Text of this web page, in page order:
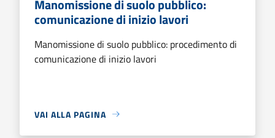
Manomissione di suolo pubblico:
comunicazione di inizio lavori
Manomissione di suolo pubblico: procedimento di
comunicazione di inizio lavori
VAI ALLA PAGINA